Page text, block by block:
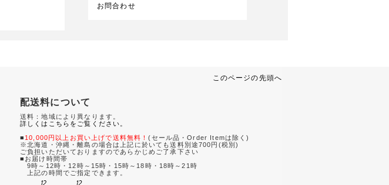
お問合わせ
このページの先頭へ
配送料について
送料：地域により異なります。
詳しくはこちらをご覧ください。
■ 10,000円以上お買い上げで送料無料！(セール品・Order Itemは除く)
※北海道・沖縄・離島の場合は上記に於いても送料別途700円(税別)
ご負担いただいておりますのであらかじめご了承下さい
■お届け時間帯
9時～12時・12時～15時・15時～18時・18時～21時
上記の時間でご指定できます。